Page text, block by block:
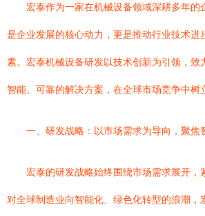
宏泰作为一家在机械设备领域深耕多年的
是企业发展的核心动力，更是推动行业技术进
素。宏泰机械设备研发以技术创新为引领，致
智能、可靠的解决方案，在全球市场竞争中树
一、研发战略：以市场需求为导向，聚焦
宏泰的研发战略始终围绕市场需求展开，
对全球制造业向智能化、绿色化转型的浪潮，